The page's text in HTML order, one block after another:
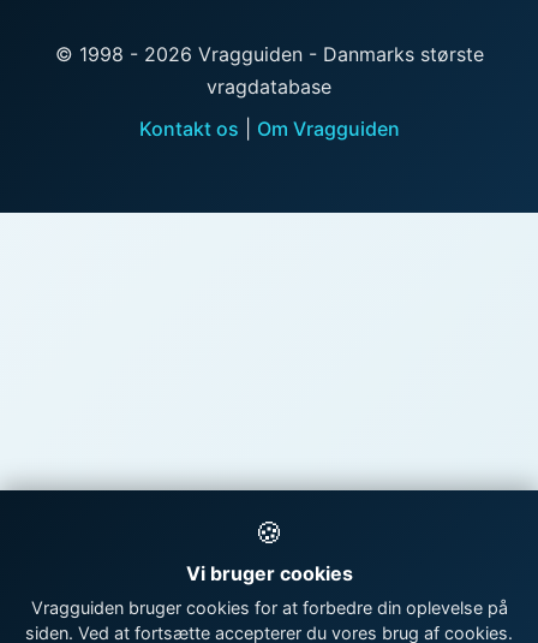
© 1998 - 2026 Vragguiden - Danmarks største
vragdatabase
Kontakt os
Om Vragguiden
🍪
Vi bruger cookies
Vragguiden bruger cookies for at forbedre din oplevelse på
siden. Ved at fortsætte accepterer du vores brug af cookies.